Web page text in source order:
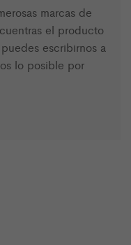
marcas de
el producto
escribirnos a
lo posible por